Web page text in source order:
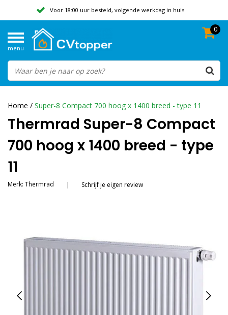
Voor 18:00 uur besteld, volgende werkdag in huis
Beoordeeld met een 9,8
menu
0
Home / Super-8 Compact 700 hoog x 1400 breed - type 11
Thermrad Super-8 Compact
700 hoog x 1400 breed - type
11
Merk: Thermrad | Schrijf je eigen review